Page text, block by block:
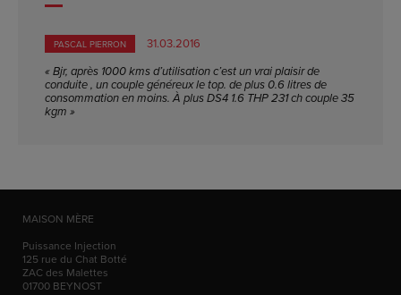
PASCAL PIERRON 31.03.2016
« Bjr, après 1000 kms d’utilisation c’est un vrai plaisir de
conduite , un couple généreux le top. de plus 0.6 litres de
consommation en moins. À plus DS4 1.6 THP 231 ch couple 35
kgm »
MAISON MÈRE
Puissance Injection
125 rue du Chat Botté
ZAC des Malettes
01700 BEYNOST